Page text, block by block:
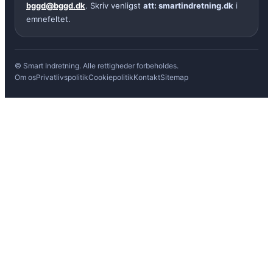
bggd@bggd.dk. Skriv venligst att: smartindretning.dk i
emnefeltet.
© Smart Indretning. Alle rettigheder forbeholdes.
Om osPrivatlivspolitikCookiepolitikKontaktSitemap